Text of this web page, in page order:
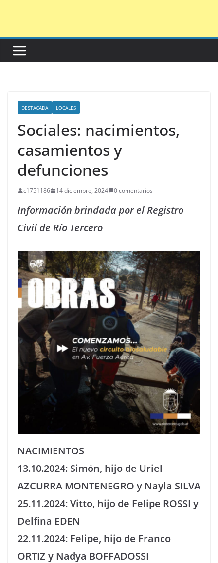
DESTACADA LOCALES
Sociales: nacimientos,
casamientos y
defunciones
c1751186 14 diciembre, 2024 0 comentarios
Información brindada por el Registro
Civil de Río Tercero
NACIMIENTOS
13.10.2024: Simón, hijo de Uriel
AZCURRA MONTENEGRO y Nayla SILVA
25.11.2024: Vitto, hijo de Felipe ROSSI y
Delfina EDEN
22.11.2024: Felipe, hijo de Franco
ORTIZ y Nadya BOFFADOSSI